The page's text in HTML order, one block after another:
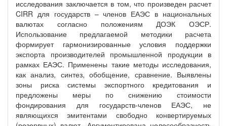
исследования заключается в том, что произведен расчет
CIRR для государств – членов ЕАЭС в национальных
валютах согласно положениям ДОЭК ОЭСР.
Использование предлагаемой методики расчета
формирует гармонизированные условия поддержки
экспорта производителей промышленной продукции в
рамках ЕАЭС. Применены такие методы исследования,
как анализ, синтез, обобщение, сравнение. Выявлены
зоны риска системы экспортного кредитования и
предложены меры по снижению стоимости
фондирования для государств-членов ЕАЭС, не
являющихся эмитентами свободно конвертируемых